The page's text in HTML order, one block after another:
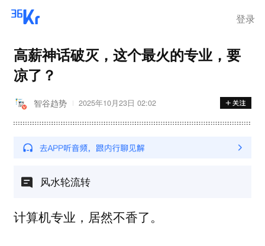
登录
高薪神话破灭，这个最火的专业，要
凉了？
智谷趋势 2025年10月23日 02:02
风水轮流转
计算机专业，居然不香了。